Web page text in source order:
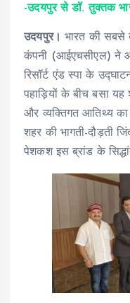
-उदयपुर से डॉ. तुक्तक
उदयपुर।भारत की सबसे
कंपनी (आईएचसीएल) ने
रिसॉर्ट एंड स्पा के
पहाड़ियों के बीच बसा यह
और व्यक्तिगत आतिथ्य
शहर की भागती-दौड़ती
पेशकश इस ब्रांड के